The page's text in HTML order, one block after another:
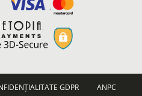
GDPR
ANPC